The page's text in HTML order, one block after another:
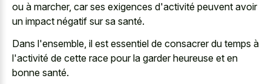
ou à marcher, car ses exigences d'activité peuvent avoir
un impact négatif sur sa santé.
Dans l'ensemble, il est essentiel de consacrer du temps à
l'activité de cette race pour la garder heureuse et en
bonne santé.